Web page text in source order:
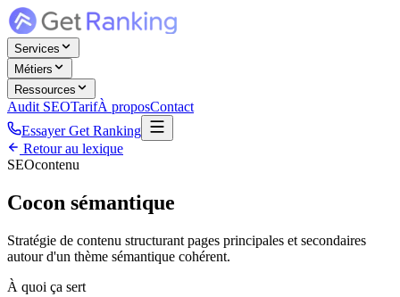
Services
Métiers
Ressources
Audit SEOTarifÀ proposContact
Essayer Get Ranking
Retour au lexique
SEOcontenu
Cocon sémantique
Stratégie de contenu structurant pages principales et secondaires
autour d'un thème sémantique cohérent.
À quoi ça sert